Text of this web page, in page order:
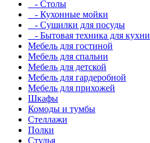
- Столы
- Кухонные мойки
- Сушилки для посуды
- Бытовая техника для кухни
Мебель для гостиной
Мебель для спальни
Мебель для детской
Мебель для гардеробной
Мебель для прихожей
Шкафы
Комоды и тумбы
Стеллажи
Полки
Стулья